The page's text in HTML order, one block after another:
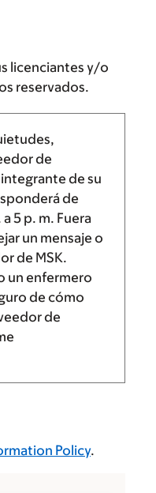
licenciantes y/o
reservados.
de
de su
de
a5 p. m. Fuera
un mensaje o
de MSK.
un enfermero
de cómo
de
Policy.